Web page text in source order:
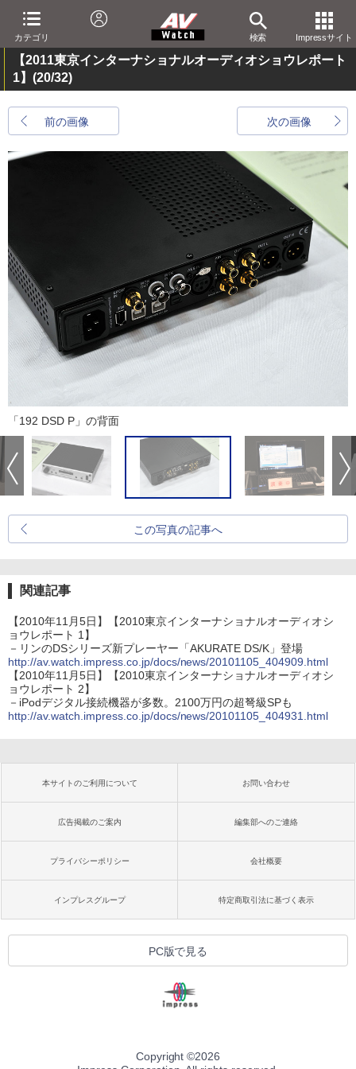
カテゴリ 検索 Impressサイト
【2011東京インターナショナルオーディオショウレポート
1】 (20/32)
前の画像 次の画像
「192 DSD P」の背面
この写真の記事へ
関連記事
【2010年11月5日】【2010東京インターナショナルオーディオシ
ョウレポート 1】
－リンのDSシリーズ新プレーヤー「AKURATE DS/K」登場
http://av.watch.impress.co.jp/docs/news/20101105_404909.html
【2010年11月5日】【2010東京インターナショナルオーディオシ
ョウレポート 2】
－iPodデジタル接続機器が多数。2100万円の超弩級SPも
http://av.watch.impress.co.jp/docs/news/20101105_404931.html
本サイトのご利用について お問い合わせ
広告掲載のご案内 編集部へのご連絡
プライバシーポリシー 会社概要
インプレスグループ 特定商取引法に基づく表示
PC版で見る
Copyright ©2026